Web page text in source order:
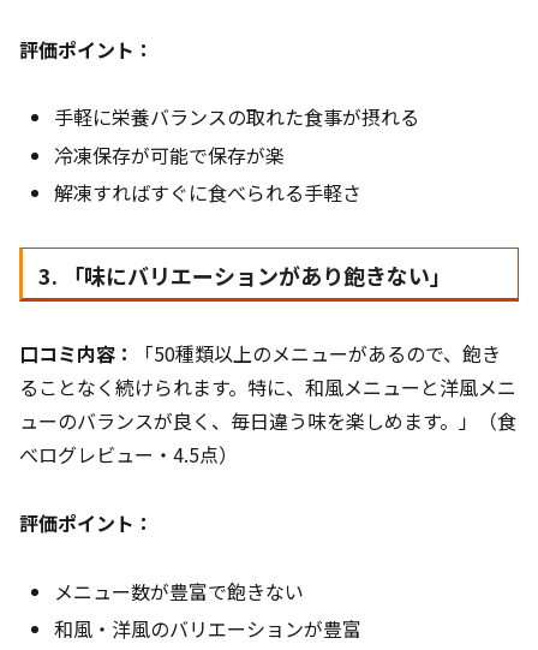
評価ポイント：
手軽に栄養バランスの取れた食事が摂れる
冷凍保存が可能で保存が楽
解凍すればすぐに食べられる手軽さ
3. 「味にバリエーションがあり飽きない」
口コミ内容：
「50種類以上のメニューがあるので、飽き
ることなく続けられます。特に、和風メニューと洋風メニ
ューのバランスが良く、毎日違う味を楽しめます。」（食
べログレビュー・4.5点）
評価ポイント：
メニュー数が豊富で飽きない
和風・洋風のバリエーションが豊富